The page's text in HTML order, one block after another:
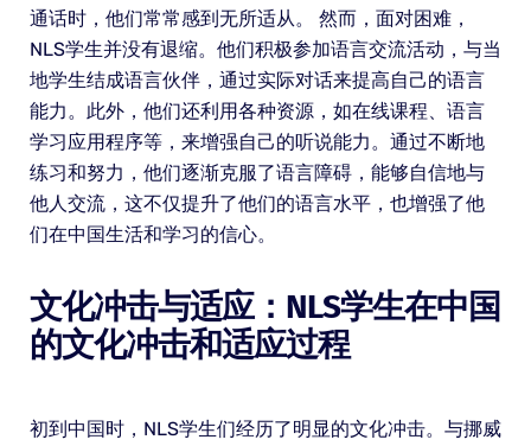
通话时，他们常常感到无所适从。 然而，面对困难，
NLS学生并没有退缩。他们积极参加语言交流活动，与当
地学生结成语言伙伴，通过实际对话来提高自己的语言
能力。此外，他们还利用各种资源，如在线课程、语言
学习应用程序等，来增强自己的听说能力。通过不断地
练习和努力，他们逐渐克服了语言障碍，能够自信地与
他人交流，这不仅提升了他们的语言水平，也增强了他
们在中国生活和学习的信心。
文化冲击与适应：NLS学生在中国
的文化冲击和适应过程
初到中国时，NLS学生们经历了明显的文化冲击。与挪威